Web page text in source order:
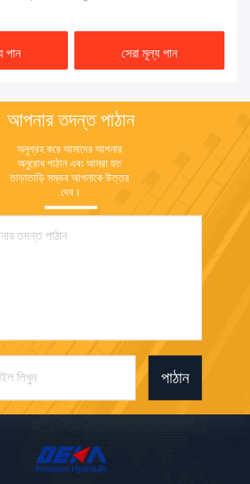
পান সেরা মূল্য পান
আপনার তদন্ত পাঠান
অনুগ্রহ করে আমাদের আপনার
অনুরোধ পাঠান এবং আমরা যত
তাড়াতাড়ি সম্ভব আপনাকে উত্তর
দেব।
পাঠান